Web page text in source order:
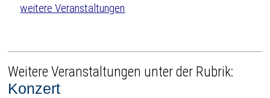
weitere Veranstaltungen
Weitere Veranstaltungen unter der Rubrik:
Konzert